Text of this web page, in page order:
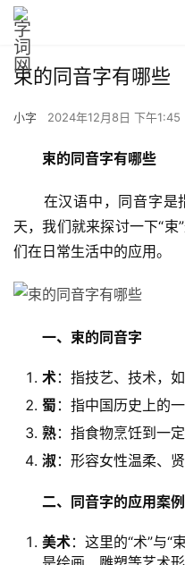
束的同音字有哪些
小字 2024年12月8日 下午1:45
束的同音字有哪些
在汉语中，同音字是
天，我们就来探讨一下“
们在日常生活中的应用。
一、束的同音字
术：指技艺、技术，如
蜀 ：指中国历史上的
熟：指食物烹饪到一定
淑：形容女性温柔、贤
二、同音字的应用案例
美术：这里的“术”与“